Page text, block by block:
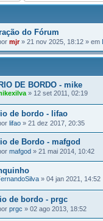
do Fórum
mjr» 21 nov 2025, 18:12 » em
DE BORDO - mike
» 12 set 2011, 02:19
de bordo - lifao
lifao » 21 dez 2017, 20:35
de Bordo - mafgod
mafgod » 21 mai 2014, 10:42
» 04 jan 2021, 14:52
de bordo - prgc
prgc » 02 ago 2013, 18:52